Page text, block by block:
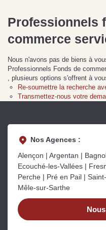
Procéder à des travaux
d’isolation à Fresnay-sur-
Sarthe pour booster sa
vente
Lire la suite
Gratuit
Rapide et gratuit,
en quelques clics.
Professionnels
commerce
Nous n'avons pas de biens à
Professionnels Fonds de
, plusieurs options s'offrent à
Re-soumettre la recherche
Transmettez-nous votre
Nos Agences :
Alençon | Argentan |
Ecouché-les-Vallées |
Perche | Pré en Pail |
Mêle-sur-Sarthe